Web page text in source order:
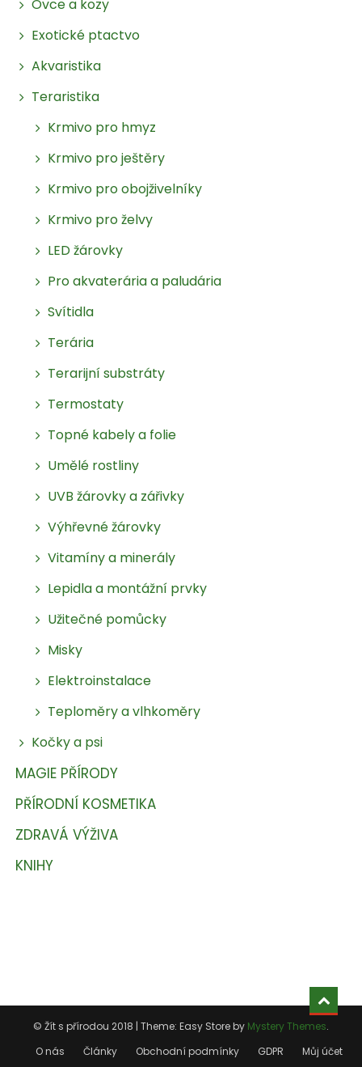
Ovce a kozy
Exotické ptactvo
Akvaristika
Teraristika
Krmivo pro hmyz
Krmivo pro ještěry
Krmivo pro obojživelníky
Krmivo pro želvy
LED žárovky
Pro akvaterária a paludária
Svítidla
Terária
Terarijní substráty
Termostaty
Topné kabely a folie
Umělé rostliny
UVB žárovky a zářivky
Výhřevné žárovky
Vitamíny a minerály
Lepidla a montážní prvky
Užitečné pomůcky
Misky
Elektroinstalace
Teploměry a vlhkoměry
Kočky a psi
MAGIE PŘÍRODY
PŘÍRODNÍ KOSMETIKA
ZDRAVÁ VÝŽIVA
KNIHY
© Žít s přírodou 2018 | Theme: Easy Store by Mystery Themes.
O nás
Články Obchodní podmínky GDPR Můj účet